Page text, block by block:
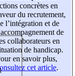
concrètes en
du recrutement,
l’intégration et de
de
collaborateurs en
de handicap.
en savoir plus,
cet article.